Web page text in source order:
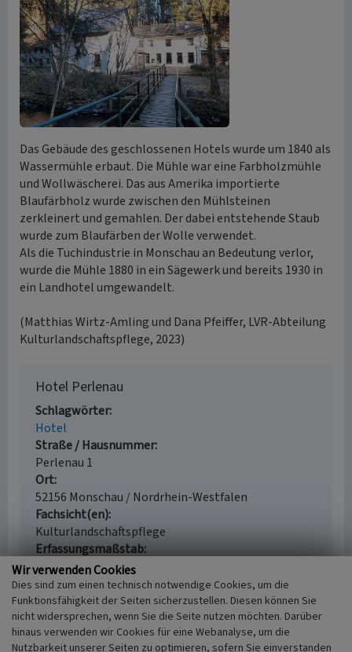
Das Gebäude des geschlossenen Hotels wurde um 1840 als
Wassermühle erbaut. Die Mühle war eine Farbholzmühle
und Wollwäscherei. Das aus Amerika importierte
Blaufärbholz wurde zwischen den Mühlsteinen
zerkleinert und gemahlen. Der dabei entstehende Staub
wurde zum Blaufärben der Wolle verwendet.
Als die Tuchindustrie in Monschau an Bedeutung verlor,
wurde die Mühle 1880 in ein Sägewerk und bereits 1930 in
ein Landhotel umgewandelt.
(Matthias Wirtz-Amling und Dana Pfeiffer, LVR-Abteilung
Kulturlandschaftspflege, 2023)
Hotel Perlenau
Schlagwörter
Hotel
Straße / Hausnummer
Perlenau 1
Ort
52156 Monschau / Nordrhein-Westfalen
Fachsicht(en)
Kulturlandschaftspflege
Erfassungsmaßstab
i.d.R. 1:5.000 (größer als 1:20.000)
Erfassungsmethode
Geländebegehung/-kartierung, Vor Ort
Dokumentation
Historischer Zeitraum
Wir verwenden Cookies
Dies sind zum einen technisch notwendige Cookies, um die
Funktionsfähigkeit der Seiten sicherzustellen. Diesen können Sie
nicht widersprechen, wenn Sie die Seite nutzen möchten. Darüber
hinaus verwenden wir Cookies für eine Webanalyse, um die
Nutzbarkeit unserer Seiten zu optimieren, sofern Sie einverstanden